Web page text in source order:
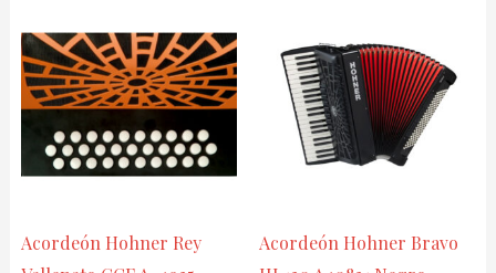
Acordeón Hohner Rey
Acordeón Hohner Bravo